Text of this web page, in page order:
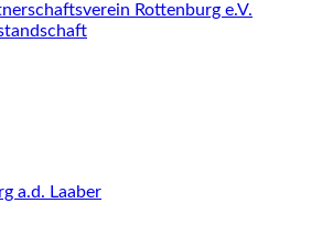
Rottenburg e.V.
a.d. Laaber